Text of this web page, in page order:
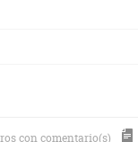
con comentario(s)